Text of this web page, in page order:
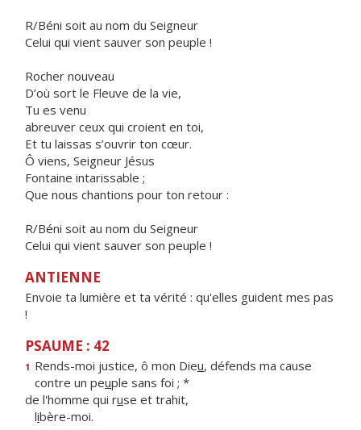
R/Béni soit au nom du Seigneur
Celui qui vient sauver son peuple !
Rocher nouveau
D’où sort le Fleuve de la vie,
Tu es venu
abreuver ceux qui croient en toi,
Et tu laissas s’ouvrir ton cœur.
Ô viens, Seigneur Jésus
Fontaine intarissable ;
Que nous chantions pour ton retour :
R/Béni soit au nom du Seigneur
Celui qui vient sauver son peuple !
ANTIENNE
Envoie ta lumière et ta vérité : qu'elles guident mes pas
!
PSAUME : 42
1 Rends-moi justice, ô mon Dieu, défends ma cause
contre un peuple sans foi ; *
de l'homme qui ruse et trahit,
libère-moi.